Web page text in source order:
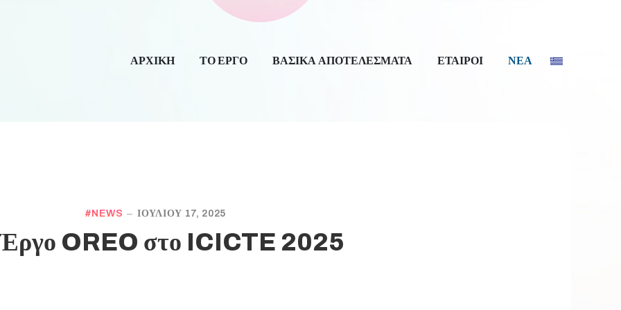
ΑΡΧΙΚΗ ΤΟ ΕΡΓΟ ΒΑΣΙΚΑ ΑΠΟΤΕΛΕΣΜΑΤΑ ΕΤΑΙΡΟΙ ΝΕΑ
NEWS ΙΟΥΛΊΟΥ 17, 2025
OREO στο ICICTE 2025